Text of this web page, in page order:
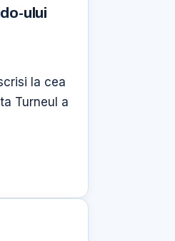
ului
la cea
Turneul a